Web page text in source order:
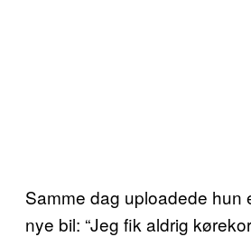
Samme dag uploadede hun
nye bil: “Jeg fik aldrig